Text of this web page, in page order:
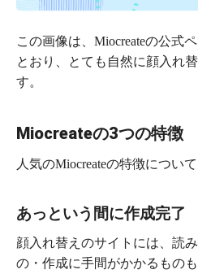
この画像は、Miocreateの公式
とおり、とても自然に顔入れ
す。
Miocreateの3つの特徴
人気のMiocreateの特徴につい
あっという間に作成完了
顔入れ替えのサイトには、読
の・作成に手間がかかるもの